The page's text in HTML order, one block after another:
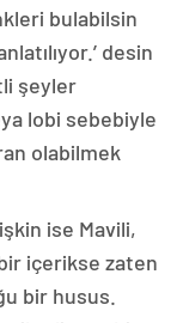
bulabilsin
desin
şeyler
lobi sebebiyle
olabilmek
ise Mavili,
içerikse zaten
bir husus.